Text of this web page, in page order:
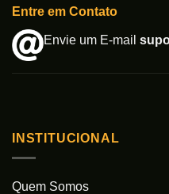
Entre em Contato
Envie um E-mail
INSTITUCIONAL
Quem Somos